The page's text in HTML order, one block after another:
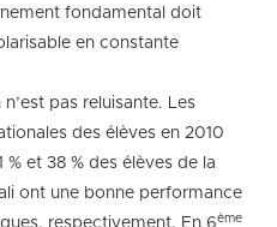
fondamental doit
en constante
pas reluisante. Les
des élèves en 2010
et 38 % des élèves de la
ont une bonne performance
respectivement. En 6ème